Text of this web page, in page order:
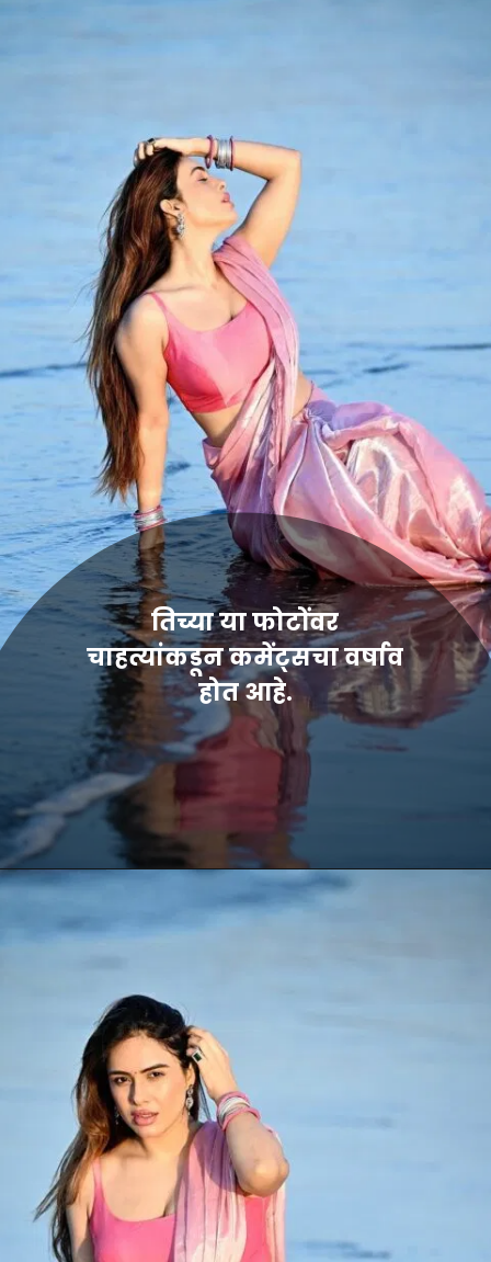
तिच्या या फोटोंवर
चाहत्यांकडून कमेंट्सचा वर्षाव
होत आहे.